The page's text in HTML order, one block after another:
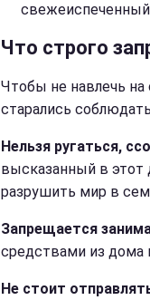
свежеиспеченный
Что строго
Чтобы не навлечь
старались
Нельзя ругаться,
высказанный в этот
разрушить мир в
Запрещается
средствами из дома
Не стоит